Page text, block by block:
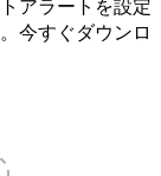
アラートを設定
今すぐダウンロ